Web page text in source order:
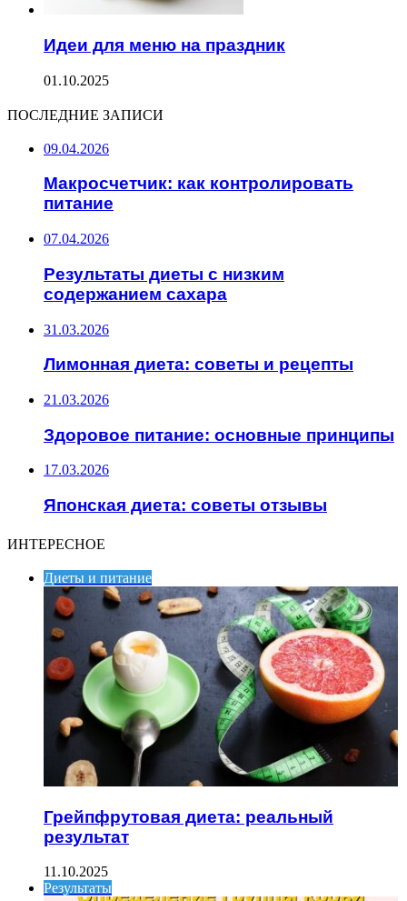
Идеи для меню на праздник
01.10.2025
ПОСЛЕДНИЕ ЗАПИСИ
09.04.2026
Макросчетчик: как контролировать
питание
07.04.2026
Результаты диеты с низким
содержанием сахара
31.03.2026
Лимонная диета: советы и рецепты
21.03.2026
Здоровое питание: основные принципы
17.03.2026
Японская диета: советы отзывы
ИНТЕРЕСНОЕ
Диеты и питание
Грейпфрутовая диета: реальный
результат
11.10.2025
Результаты